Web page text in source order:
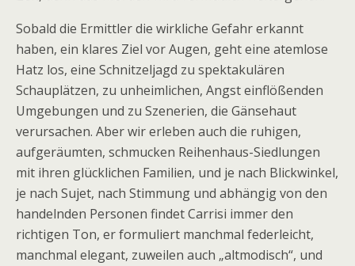
Sobald die Ermittler die wirkliche Gefahr erkannt
haben, ein klares Ziel vor Augen, geht eine atemlose
Hatz los, eine Schnitzeljagd zu spektakulären
Schauplätzen, zu unheimlichen, Angst einflößenden
Umgebungen und zu Szenerien, die Gänsehaut
verursachen. Aber wir erleben auch die ruhigen,
aufgeräumten, schmucken Reihenhaus-Siedlungen
mit ihren glücklichen Familien, und je nach Blickwinkel,
je nach Sujet, nach Stimmung und abhängig von den
handelnden Personen findet Carrisi immer den
richtigen Ton, er formuliert manchmal federleicht,
manchmal elegant, zuweilen auch „altmodisch“, und